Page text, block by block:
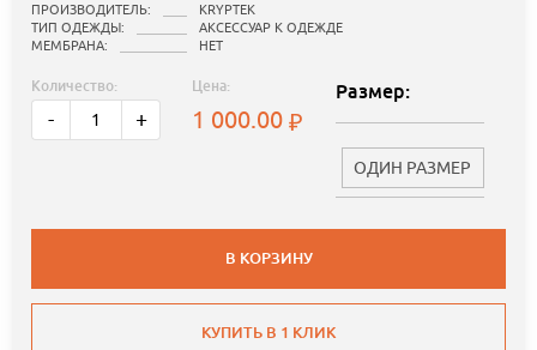
ПРОИЗВОДИТЕЛЬ:
KRYPTEK
ТИП ОДЕЖДЫ:
АКСЕССУАР К ОДЕЖДЕ
МЕМБРАНА:
НЕТ
Количество:
- +
Цена:
1 000.00
Размер:
ОДИН РАЗМЕР
В КОРЗИНУ
КУПИТЬ В 1 КЛИК